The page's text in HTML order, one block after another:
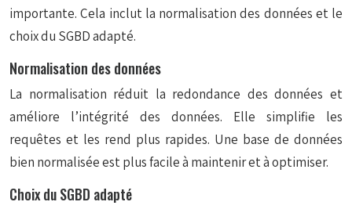
importante. Cela inclut la normalisation des données et le
choix du SGBD adapté.
Normalisation des données
La normalisation réduit la redondance des données et
améliore l’intégrité des données. Elle simplifie les
requêtes et les rend plus rapides. Une base de données
bien normalisée est plus facile à maintenir et à optimiser.
Choix du SGBD adapté